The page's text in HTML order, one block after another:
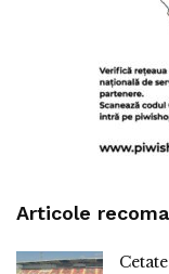
Articole